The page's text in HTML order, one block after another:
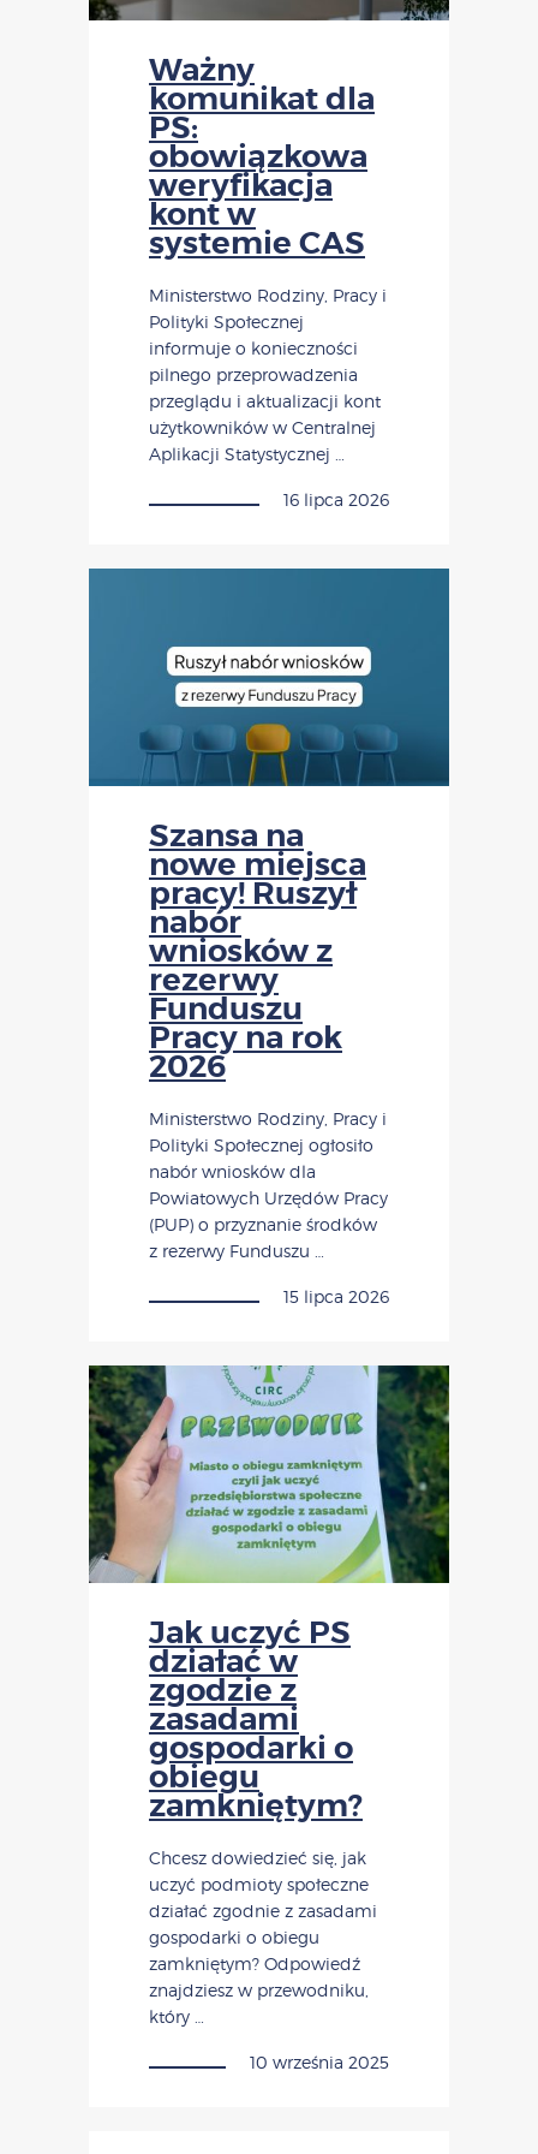
Ważny
komunikat dla
PS:
obowiązkowa
weryfikacja
kont w
systemie CAS
Ministerstwo Rodziny, Pracy i
Polityki Społecznej
informuje o konieczności
pilnego przeprowadzenia
przeglądu i aktualizacji kont
użytkowników w Centralnej
Aplikacji Statystycznej …
16 lipca 2026
Szansa na
nowe miejsca
pracy! Ruszył
nabór
wniosków z
rezerwy
Funduszu
Pracy na rok
2026
Ministerstwo Rodziny, Pracy i
Polityki Społecznej ogłosiło
nabór wniosków dla
Powiatowych Urzędów Pracy
(PUP) o przyznanie środków
z rezerwy Funduszu …
15 lipca 2026
Jak uczyć PS
działać w
zgodzie z
zasadami
gospodarki o
obiegu
zamkniętym?
Chcesz dowiedzieć się, jak
uczyć podmioty społeczne
działać zgodnie z zasadami
gospodarki o obiegu
zamkniętym? Odpowiedź
znajdziesz w przewodniku,
który …
10 września 2025